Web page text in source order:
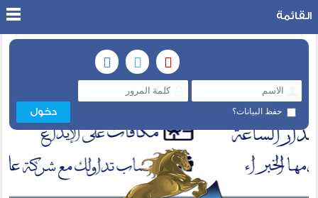
حفظ البيانات؟
القائمة